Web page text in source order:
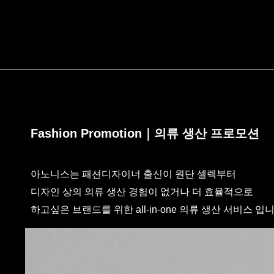
Fashion Promotion｜의류 생산 프로모션
아노니스는 패션디자이너 출신이 원단 셀렉부터
디자인 상의 의류 생산 경험이 없거나 더 효율적으로
하고싶은 브랜드를 위한 all-in-one 의류 생산 서비스 입